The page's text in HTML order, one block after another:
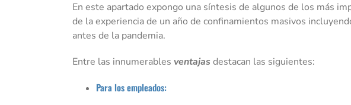
En este apartado expongo una síntesis de algunos de los más
de la experiencia de un año de confinamientos masivos
antes de la pandemia.
Entre las innumerables ventajas destacan las siguientes:
Para los empleados: